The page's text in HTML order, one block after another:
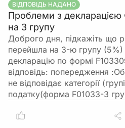
ВІДПОВІДЬ НАДАНО
Проблеми з
на 3 групу
Доброго дня, підкажіть що
перейшла на 3-ю групу
декларацію по формі
відповідь: попередження
не відповідає категорії
податку(форма F01033-3